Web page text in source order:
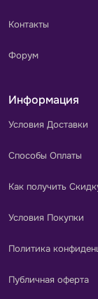
Контакты
Форум
Информация
Условия Доставки
Способы Оплаты
Как получить
Условия Покупки
Политика
Публичная оферта